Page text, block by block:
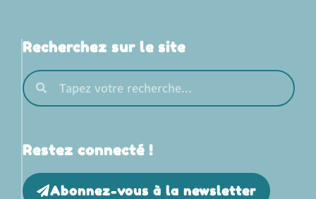
Recherchez sur le site
Restez connecté !
Abonnez-vous à la newsletter